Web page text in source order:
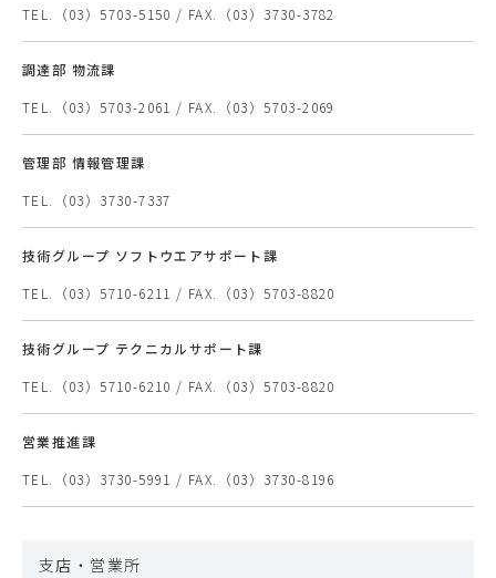
TEL.（03）5703-5150 / FAX.（03）3730-3782
調達部 物流課
TEL.（03）5703-2061 / FAX.（03）5703-2069
管理部 情報管理課
TEL.（03）3730-7337
技術グループ ソフトウエアサポート課
TEL.（03）5710-6211 / FAX.（03）5703-8820
技術グループ テクニカルサポート課
TEL.（03）5710-6210 / FAX.（03）5703-8820
営業推進課
TEL.（03）3730-5991 / FAX.（03）3730-8196
支店・営業所